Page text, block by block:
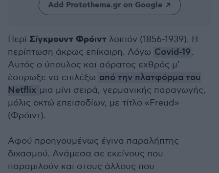
Add Protothema.gr on Google
Περί Σίγκμουντ Φρόιντ λοιπόν (1856-1939). Η
περίπτωση άκρως επίκαιρη. Λόγω Covid-19.
Αυτός ο ύπουλος και αόρατος εχθρός μ'
έσπρωξε να επιλέξω από την πλατφόρμα του
Netflix μια μίνι σειρά, γερμανικής παραγωγής,
μόλις οκτώ επεισοδίων, με τίτλο «Freud»
(Φρόιντ).
Αφού προηγουμένως έγινα παραλήπτης
διχασμού. Ανάμεσα σε εκείνους που
παραμιλούν και στους άλλους που